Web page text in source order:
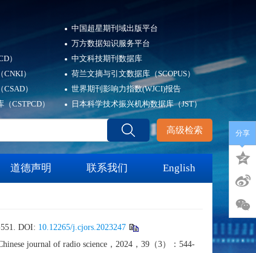
）
）
）
CSTPCD）
中国超星期刊域出版平台
万方数据知识服务平台
中文科技期刊数据库
荷兰文摘与引文数据库（SCOPUS）
世界期刊影响力指数(WJCI)报告
日本科学技术振兴机构数据库（JST）
高级检索
道德声明 联系我们 English
DOI: 10.12265/j.cjors.2023247
journal of radio science，2024，39（3）：544-
分享